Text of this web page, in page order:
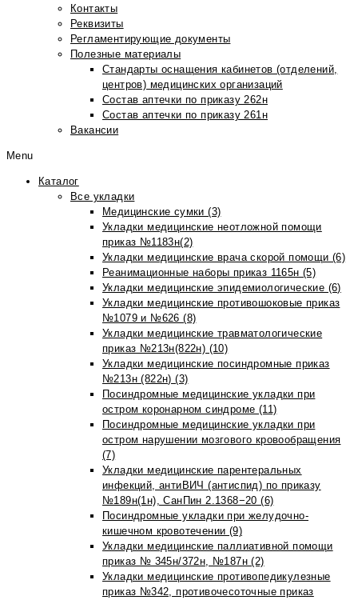
Контакты
Реквизиты
Регламентирующие документы
Полезные материалы
Стандарты оснащения кабинетов (отделений,
центров) медицинских организаций
Состав аптечки по приказу 262н
Состав аптечки по приказу 261н
Вакансии
Menu
Каталог
Все укладки
Медицинские сумки (3)
Укладки медицинские неотложной помощи
приказ №1183н(2)
Укладки медицинские врача скорой помощи (6)
Реанимационные наборы приказ 1165н (5)
Укладки медицинские эпидемиологические (6)
Укладки медицинские противошоковые приказ
№1079 и №626 (8)
Укладки медицинские травматологические
приказ №213н(822н) (10)
Укладки медицинские посиндромные приказ
№213н (822н) (3)
Посиндромные медицинские укладки при
остром коронарном синдроме (11)
Посиндромные медицинские укладки при
остром нарушении мозгового кровообращения
(7)
Укладки медицинские парентеральных
инфекций, антиВИЧ (антиспид) по приказу
№189н(1н), СанПин 2.1368−20 (6)
Посиндромные укладки при желудочно-
кишечном кровотечении (9)
Укладки медицинские паллиативной помощи
приказ № 345н/372н, №187н (2)
Укладки медицинские противопедикулезные
приказ №342, противочесоточные приказ